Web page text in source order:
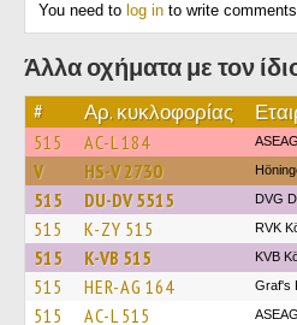
You need to log in to write
Άλλα οχήματα με τον
# Αρ. κυκλοφορίας
515 AC-L 184 ASEAG
V HS-V 2730
515 DU-DV 5515 DVG
515 K-ZY 515 RVK
515 K-VB 515 KVB
515 HER-AG 164 Graf's
515 AC-L 515 ASEAG